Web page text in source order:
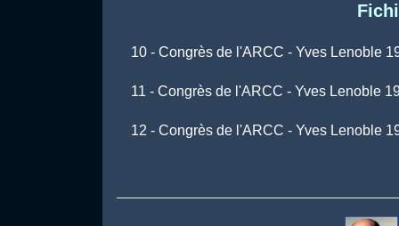
10 - Congrès de l'ARCC - Yves Lenoble
11 - Congrès de l'ARCC - Yves Lenoble
12 - Congrès de l'ARCC - Yves Lenoble